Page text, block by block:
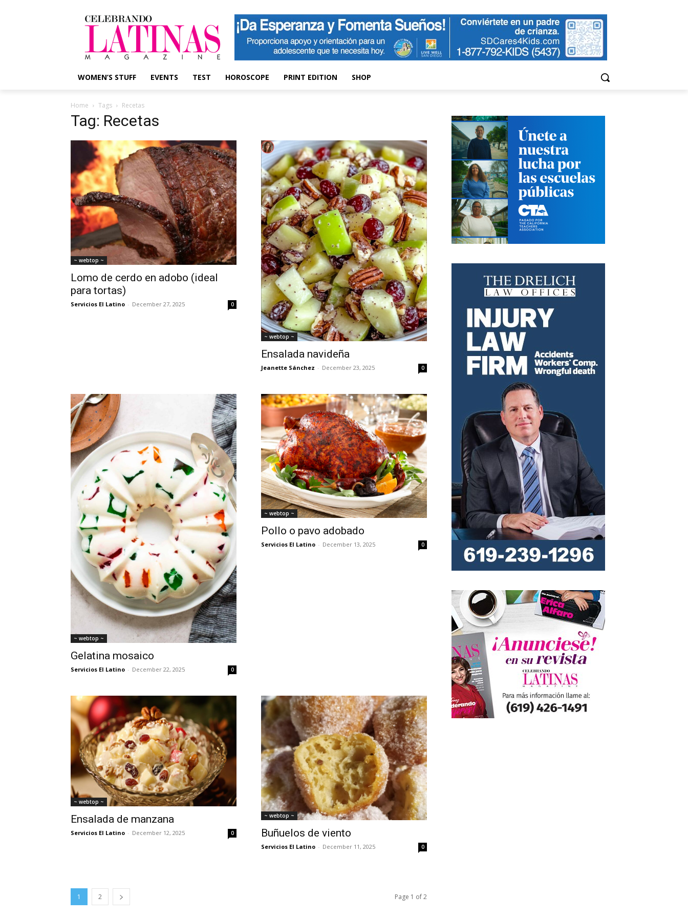
WOMEN’S STUFF EVENTS TEST HOROSCOPE PRINT EDITION SHOP
Home Tags Recetas
Tag: Recetas
~ webtop ~
Lomo de cerdo en adobo (ideal
para tortas)
Servicios El Latino - December 27, 2025 0
~ webtop ~
Ensalada navideña
Jeanette Sánchez - December 23, 2025 0
~ webtop ~
Gelatina mosaico
Servicios El Latino - December 22, 2025 0
~ webtop ~
Pollo o pavo adobado
Servicios El Latino - December 13, 2025 0
~ webtop ~
Ensalada de manzana
Servicios El Latino - December 12, 2025 0
~ webtop ~
Buñuelos de viento
Servicios El Latino - December 11, 2025 0
1 2 Page 1 of 2